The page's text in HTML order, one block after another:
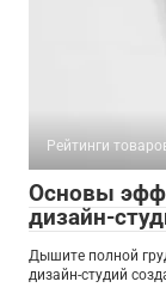
Рейтинги
Основы
дизайн-
Дышите полной
дизайн-студий